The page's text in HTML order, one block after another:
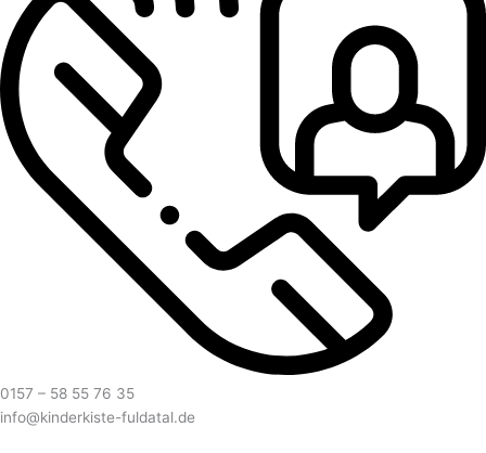
0157 – 58 55 76 35
info@kinderkiste-fuldatal.de